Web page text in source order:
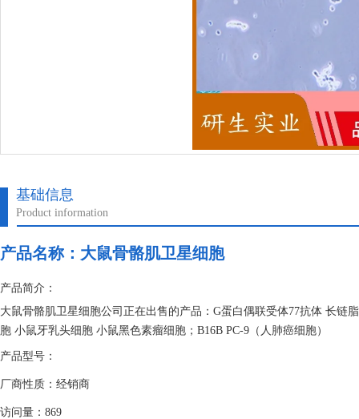
基础信息
Product information
产品名称： 大鼠骨骼肌卫星细胞
产品简介：
大鼠骨骼肌卫星细胞公司正在出售的产品：G蛋白偶联受体77抗体 长
胞 小鼠牙乳头细胞 小鼠黑色素瘤细胞；B16B PC-9（人肺癌细胞）
产品型号：
厂商性质：经销商
访问量：869